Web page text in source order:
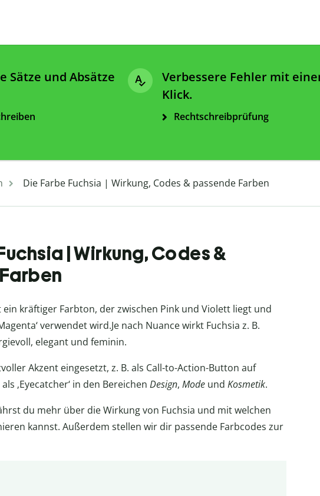
Sätze und Absätze
Verbessere Fehler mit
Klick.
Rechtschreibprüfung
Die Farbe Fuchsia | Wirkung, Codes & passende Farben
| Wirkung, Codes &
ein kräftiger Farbton, der zwischen Pink und Violett liegt und
verwendet wird.Je nach Nuance wirkt Fuchsia z. B.
elegant und feminin.
Akzent eingesetzt, z. B. als Call-to-Action-Button auf
‚Eyecatcher‘ in den Bereichen Design, Mode und Kosmetik.
du mehr über die Wirkung von Fuchsia und mit welchen
kannst. Außerdem stellen wir dir passende Farbcodes zur